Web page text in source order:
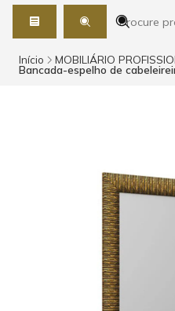
Início MOBILIÁRIO
Bancada-espelho de